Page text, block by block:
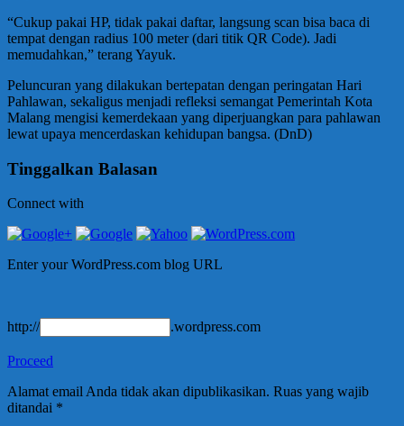
“Cukup pakai HP, tidak pakai daftar, langsung scan bisa baca di
tempat dengan radius 100 meter (dari titik QR Code). Jadi
memudahkan,” terang Yayuk.
Peluncuran yang dilakukan bertepatan dengan peringatan Hari
Pahlawan, sekaligus menjadi refleksi semangat Pemerintah Kota
Malang mengisi kemerdekaan yang diperjuangkan para pahlawan
lewat upaya mencerdaskan kehidupan bangsa. (DnD)
Tinggalkan Balasan
Connect with
Enter your WordPress.com blog URL
http:// .wordpress.com
Proceed
Alamat email Anda tidak akan dipublikasikan. Ruas yang wajib
ditandai *